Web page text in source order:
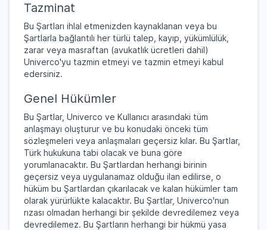
Tazminat
Bu Şartları ihlal etmenizden kaynaklanan veya bu
Şartlarla bağlantılı her türlü talep, kayıp, yükümlülük,
zarar veya masraftan (avukatlık ücretleri dahil)
Univerco'yu tazmin etmeyi ve tazmin etmeyi kabul
edersiniz.
Genel Hükümler
Bu Şartlar, Univerco ve Kullanıcı arasındaki tüm
anlaşmayı oluşturur ve bu konudaki önceki tüm
sözleşmeleri veya anlaşmaları geçersiz kılar. Bu Şartlar,
Türk hukukuna tabi olacak ve buna göre
yorumlanacaktır. Bu Şartlardan herhangi birinin
geçersiz veya uygulanamaz olduğu ilan edilirse, o
hüküm bu Şartlardan çıkarılacak ve kalan hükümler tam
olarak yürürlükte kalacaktır. Bu Şartlar, Univerco'nun
rızası olmadan herhangi bir şekilde devredilemez veya
devredilemez. Bu Şartların herhangi bir hükmü yasa